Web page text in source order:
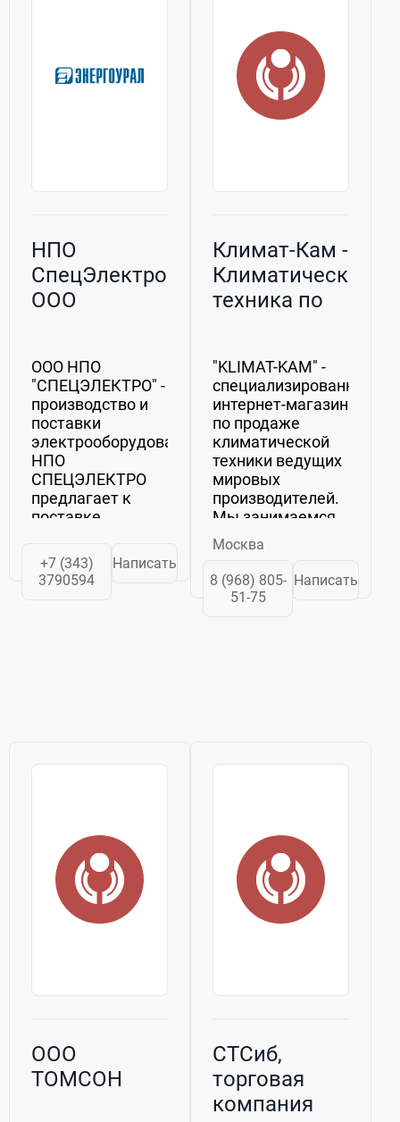
НПО
СпецЭлектроМонтаж,
ООО
ООО НПО
"СПЕЦЭЛЕКТРО" -
производство и
поставки
электрооборудования.
НПО
СПЕЦЭЛЕКТРО
предлагает к
поставке
промышленное
электрооборудование
+7 (343)
3790594
Написать
Климат-Кам -
Климатическая
техника по
"KLIMAT-KAM" -
специализированный
интернет-магазин
по продаже
климатической
техники ведущих
мировых
производителей.
Мы занимаемся
продажей
кондиционеров,
электрических
обогревателей,
Москва
8 (968) 805-
51-75
Написать
ООО
ТОМСОН
СТСиб,
торговая
компания